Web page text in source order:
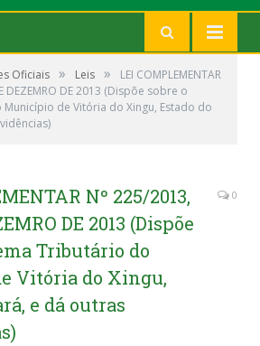
Oficiais » Leis »
LEI COMPLEMENTAR
DEZEMRO DE 2013 (Dispõe sobre o
de Vitória do Xingu, Estado do
Nº 225/2013,
DE 2013 (Dispõe
Tributário do
Vitória do Xingu,
e dá outras
0